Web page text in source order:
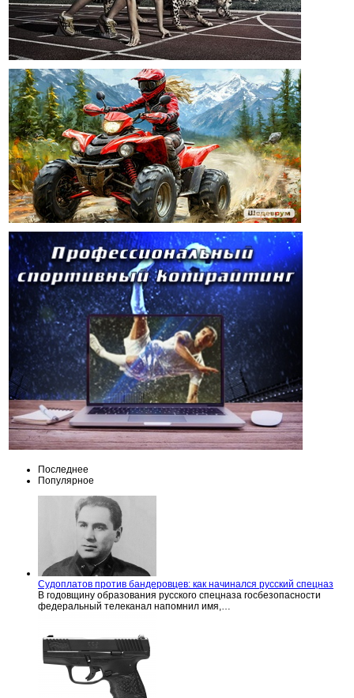
Последнее
Популярное
Судоплатов против бандеровцев: как начинался русский спецназ
В годовщину образования русского спецназа госбезопасности
федеральный телеканал напомнил имя,…